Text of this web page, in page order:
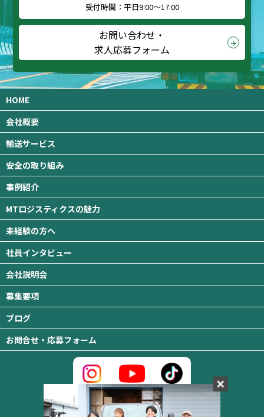
受付時間：平日9:00～17:00
お問い合わせ・
求人応募フォーム
arrow_forward
HOME
会社概要
輸送サービス
安全の取り組み
事例紹介
MTロジスティクスの魅力
未経験の方へ
社員インタビュー
会社説明会
募集要項
ブログ
お問合せ・応募フォーム
MTロジスティクス株式会社